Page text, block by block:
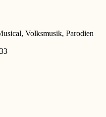
Volksmusik, Parodien